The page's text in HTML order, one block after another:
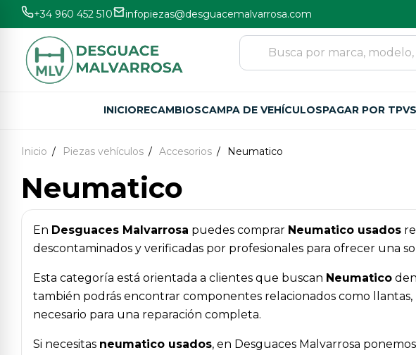
+34 960 452 510 infopiezas@desguacemalvarrosa.com
INICIORECAMBIOSCAMPA DE VEHÍCULOSPAGAR POR TPV
Inicio Piezas vehículos Accesorios Neumatico
Neumatico
En Desguaces Malvarrosa puedes comprar Neumatico usados
descontaminados y verificadas por profesionales para ofrecer una
Esta categoría está orientada a clientes que buscan Neumatico
también podrás encontrar componentes relacionados como
necesario para una reparación completa.
Si necesitas neumatico usados, en Desguaces Malvarrosa